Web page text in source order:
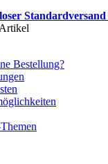
Standardversand
Bestellung?